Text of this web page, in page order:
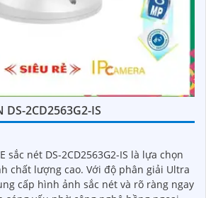
DS-2CD2563G2-IS
sắc nét DS-2CD2563G2-IS là lựa chọn
Với độ phân giải Ultra
cấp hình ảnh sắc nét và rõ ràng ngay